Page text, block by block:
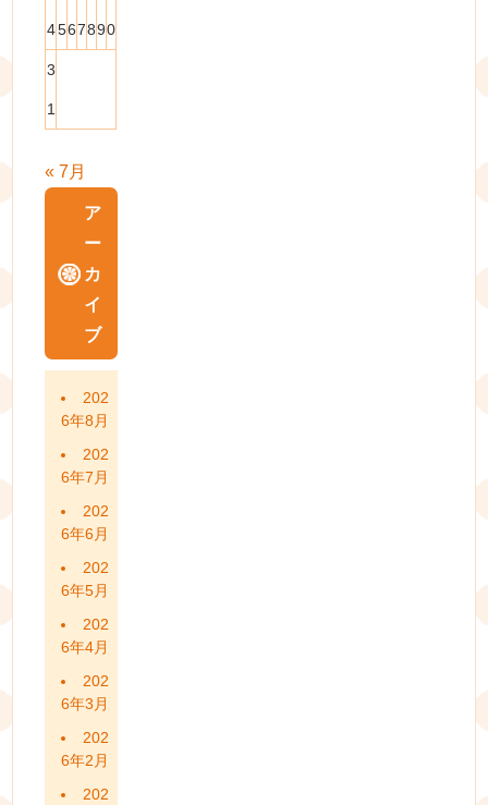
4567890
3
1
« 7月
ア
ー
カ
イ
ブ
202
6年8月
202
6年7月
202
6年6月
202
6年5月
202
6年4月
202
6年3月
202
6年2月
202